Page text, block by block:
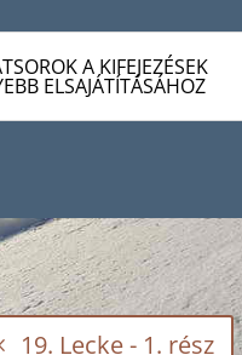
A KIFEJEZÉSEK
ELSAJÁTÍTÁSÁHOZ
19. Lecke - 1. rész